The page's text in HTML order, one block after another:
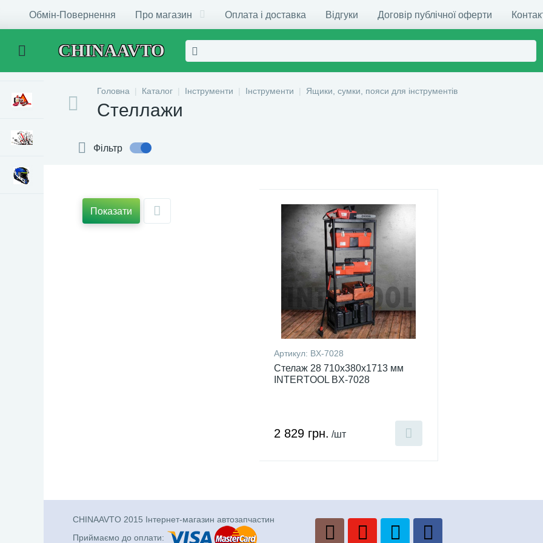
Обмін-Повернення Про магазин Оплата і доставка Відгуки Договір публічної оферти
CHINAAVTO
Головна Каталог Інструменти Інструменти Ящики, сумки, пояси для інструментів
Стеллажи
Фільтр
Показати
Артикул: BX-7028
Стелаж 28 710x380x1713 мм
INTERTOOL BX-7028
2 829 грн. /шт
CHINAAVTO 2015 Інтернет-магазин автозапчастин
Приймаємо до оплати: